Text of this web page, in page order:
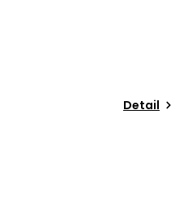
Detail